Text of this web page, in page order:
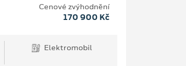
Cenové zvýhodnění
170 900 Kč
Elektromobil